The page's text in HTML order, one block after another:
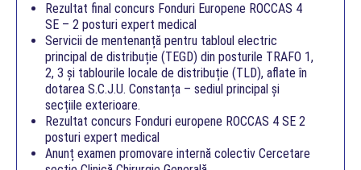
Rezultat final concurs Fonduri Europene ROCCAS 4
SE – 2 posturi expert medical
Servicii de mentenanță pentru tabloul electric
principal de distribuție (TEGD) din posturile TRAFO 1,
2, 3 și tablourile locale de distribuție (TLD), aflate în
dotarea S.C.J.U. Constanța – sediul principal și
secțiile exterioare.
Rezultat concurs Fonduri europene ROCCAS 4 SE 2
posturi expert medical
Anunț examen promovare internă colectiv Cercetare